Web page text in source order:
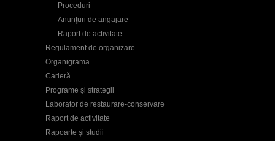
Proceduri
Anunţuri de angajare
Raport de activitate
Regulament de organizare
Organigrama
Carieră
Programe și strategii
Laborator de restaurare-conservare
Raport de activitate
Rapoarte și studii